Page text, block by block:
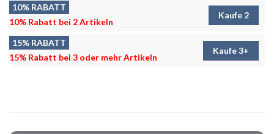
10% RABATT
10% Rabatt bei 2 Artikeln
Kaufe 2
15% RABATT
15% Rabatt bei 3 oder mehr Artikeln
Kaufe 3+